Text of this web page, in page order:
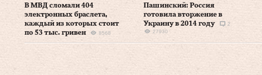
В МВД сломали 404
электронных браслета,
каждый из которых стоит
по 53 тыс. гривен
8568
Пашинский: Россия
готовила вторжение в
Украину в 2014 году
2
27930